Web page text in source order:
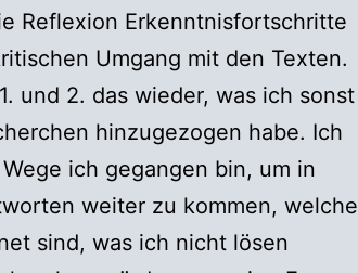
Reflexion Erkenntnisfortschritte
Umgang mit den Texten.
und 2. das wieder, was ich sonst
hinzugezogen habe. Ich
ich gegangen bin, um in
weiter zu kommen, welche
sind, was ich nicht lösen